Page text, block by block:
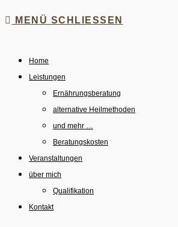
MENÜ SCHLIESSEN
Home
Leistungen
Ernährungsberatung
alternative Heilmethoden
und mehr …
Beratungskosten
Veranstaltungen
über mich
Qualifikation
Kontakt